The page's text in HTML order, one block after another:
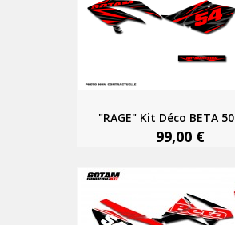
"RAGE" Kit Déco BETA 50
99,00 €